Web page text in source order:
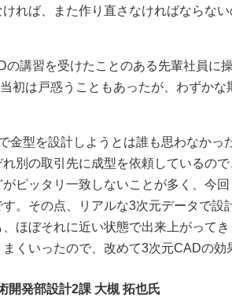
れば、また作り直さなければならな
の講習を受けたことのある先輩社員に
初は戸惑うこともあったが、わずか
金型を設計しようとは誰も思わなか
別の取引先に成型を依頼しているの
がピッタリ一致しないことが多く、今
。その点、リアルな3次元データで
ほぼそれに近い状態で出来上がって
くいったので、改めて3次元CADの効
開発部設計2課 大槻 拓也氏